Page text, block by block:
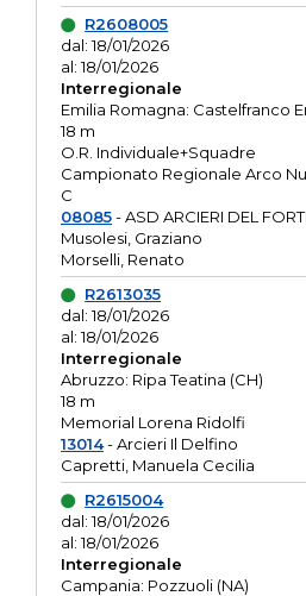
R2608005
dal: 18/01/2026
al: 18/01/2026
Interregionale
Emilia Romagna: Castelfranco
18 m
O.R. Individuale+Squadre
Campionato Regionale Arco
C
08085- ASD ARCIERI DEL
Musolesi, Graziano
Morselli, Renato
R2613035
dal: 18/01/2026
al: 18/01/2026
Interregionale
Abruzzo: Ripa Teatina (CH)
18 m
Memorial Lorena Ridolfi
13014- Arcieri Il Delfino
Capretti, Manuela Cecilia
R2615004
dal: 18/01/2026
al: 18/01/2026
Interregionale
Campania: Pozzuoli (NA)